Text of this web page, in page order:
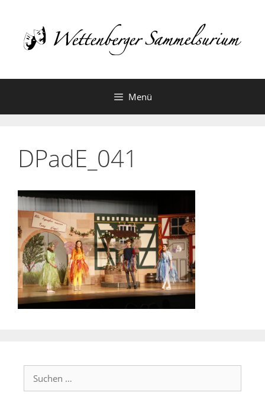
springen
Menü
DPadE_041
Suchen
nach: